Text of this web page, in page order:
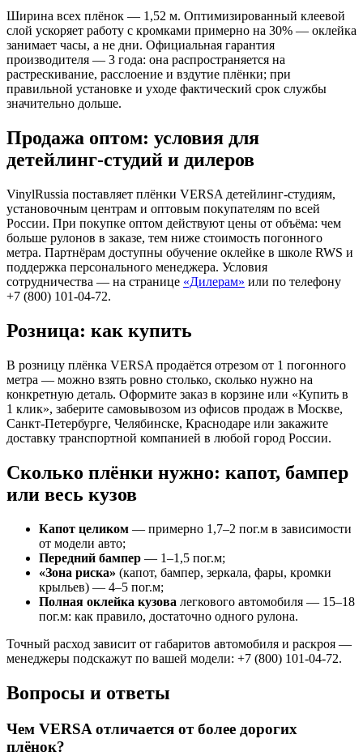
Ширина всех плёнок — 1,52 м. Оптимизированный клеевой
слой ускоряет работу с кромками примерно на 30% — оклейка
занимает часы, а не дни. Официальная гарантия
производителя — 3 года: она распространяется на
растрескивание, расслоение и вздутие плёнки; при
правильной установке и уходе фактический срок службы
значительно дольше.
Продажа оптом: условия для
детейлинг-студий и дилеров
VinylRussia поставляет плёнки VERSA детейлинг-студиям,
установочным центрам и оптовым покупателям по всей
России. При покупке оптом действуют цены от объёма: чем
больше рулонов в заказе, тем ниже стоимость погонного
метра. Партнёрам доступны обучение оклейке в школе RWS и
поддержка персонального менеджера. Условия
сотрудничества — на странице «Дилерам» или по телефону
+7 (800) 101-04-72.
Розница: как купить
В розницу плёнка VERSA продаётся отрезом от 1 погонного
метра — можно взять ровно столько, сколько нужно на
конкретную деталь. Оформите заказ в корзине или «Купить в
1 клик», заберите самовывозом из офисов продаж в Москве,
Санкт-Петербурге, Челябинске, Краснодаре или закажите
доставку транспортной компанией в любой город России.
Сколько плёнки нужно: капот, бампер
или весь кузов
Капот целиком — примерно 1,7–2 пог.м в зависимости
от модели авто;
Передний бампер — 1–1,5 пог.м;
«Зона риска» (капот, бампер, зеркала, фары, кромки
крыльев) — 4–5 пог.м;
Полная оклейка кузова легкового автомобиля — 15–18
пог.м: как правило, достаточно одного рулона.
Точный расход зависит от габаритов автомобиля и раскроя —
менеджеры подскажут по вашей модели: +7 (800) 101-04-72.
Вопросы и ответы
Чем VERSA отличается от более дорогих
плёнок?